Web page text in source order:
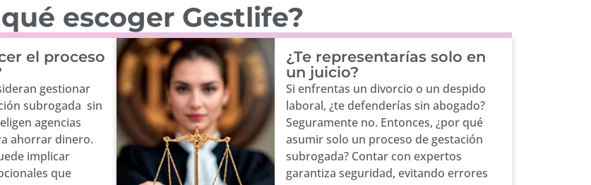
escoger Gestlife?
el proceso
gestionar
subrogada sin
agencias
ahorrar dinero.
implicar
que
¿Te representarías solo en
un juicio?
Si enfrentas un divorcio o un despido
laboral, ¿te defenderías sin abogado?
Seguramente no. Entonces, ¿por qué
asumir solo un proceso de gestación
subrogada? Contar con expertos
garantiza seguridad, evitando errores